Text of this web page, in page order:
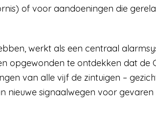
of voor aandoeningen die
werkt als een centraal
opgewonden te ontdekken dat de
van alle vijf de zintuigen –
nieuwe signaalwegen voor